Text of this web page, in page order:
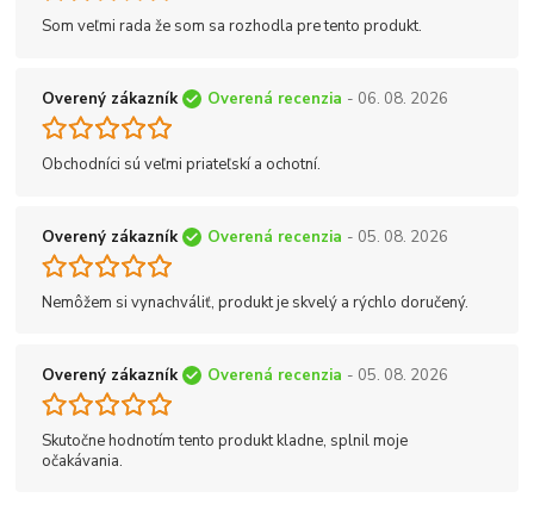
Som veľmi rada že som sa rozhodla pre tento produkt.
Overený zákazník Overená recenzia - 06. 08. 2026
Obchodníci sú veľmi priateľskí a ochotní.
Overený zákazník Overená recenzia - 05. 08. 2026
Nemôžem si vynachváliť, produkt je skvelý a rýchlo doručený.
Overený zákazník Overená recenzia - 05. 08. 2026
Skutočne hodnotím tento produkt kladne, splnil moje
očakávania.